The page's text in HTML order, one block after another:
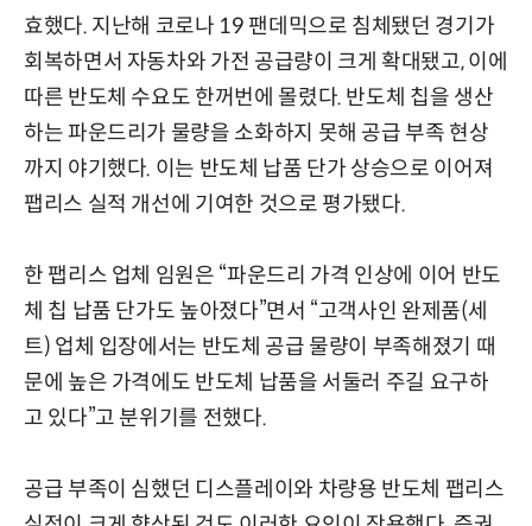
효했다. 지난해 코로나 19 팬데믹으로 침체됐던 경기가
회복하면서 자동차와 가전 공급량이 크게 확대됐고, 이에
따른 반도체 수요도 한꺼번에 몰렸다. 반도체 칩을 생산
하는 파운드리가 물량을 소화하지 못해 공급 부족 현상
까지 야기했다. 이는 반도체 납품 단가 상승으로 이어져
팹리스 실적 개선에 기여한 것으로 평가됐다.
한 팹리스 업체 임원은 “파운드리 가격 인상에 이어 반도
체 칩 납품 단가도 높아졌다”면서 “고객사인 완제품(세
트) 업체 입장에서는 반도체 공급 물량이 부족해졌기 때
문에 높은 가격에도 반도체 납품을 서둘러 주길 요구하
고 있다”고 분위기를 전했다.
공급 부족이 심했던 디스플레이와 차량용 반도체 팹리스